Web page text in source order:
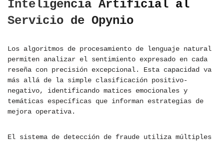
Inteligencia Artificial al
Servicio de Opynio
Los algoritmos de procesamiento de lenguaje natural
permiten analizar el sentimiento expresado en cada
reseña con precisión excepcional. Esta capacidad va
más allá de la simple clasificación positivo-
negativo, identificando matices emocionales y
temáticas específicas que informan estrategias de
mejora operativa.
El sistema de detección de fraude utiliza múltiples